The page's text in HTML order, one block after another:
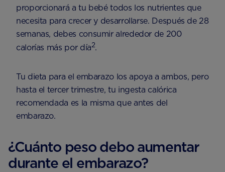
proporcionará a tu bebé todos los nutrientes que
necesita para crecer y desarrollarse. Después de 28
semanas, debes consumir alrededor de 200
calorías más por día2.
Tu dieta para el embarazo los apoya a ambos, pero
hasta el tercer trimestre, tu ingesta calórica
recomendada es la misma que antes del
embarazo.
¿Cuánto peso debo aumentar
durante el embarazo?